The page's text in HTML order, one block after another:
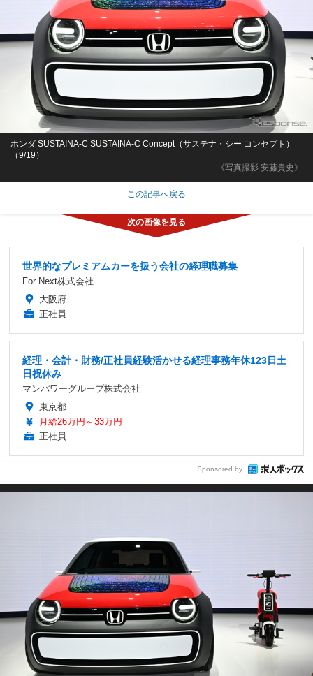
《写真撮影 安藤貴史》
ホンダ SUSTAINA-C SUSTAINA-C Concept（サステナ・シー コンセプト）
（9/19）
この記事へ戻る
世界的なプレミアムカーを扱う会社の経理職募集
For Next株式会社
大阪府
正社員
経理・会計・財務/正社員経験活かせる経理事務年休123日土
日祝休み
マンパワーグループ株式会社
東京都
月給26万円～33万円
正社員
Sponsored by